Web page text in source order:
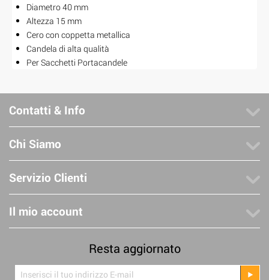
Diametro 40 mm
Altezza 15 mm
Cero con coppetta metallica
Candela di alta qualità
Per Sacchetti Portacandele
Contatti & Info
Chi Siamo
Servizio Clienti
Il mio account
Resta aggiornato